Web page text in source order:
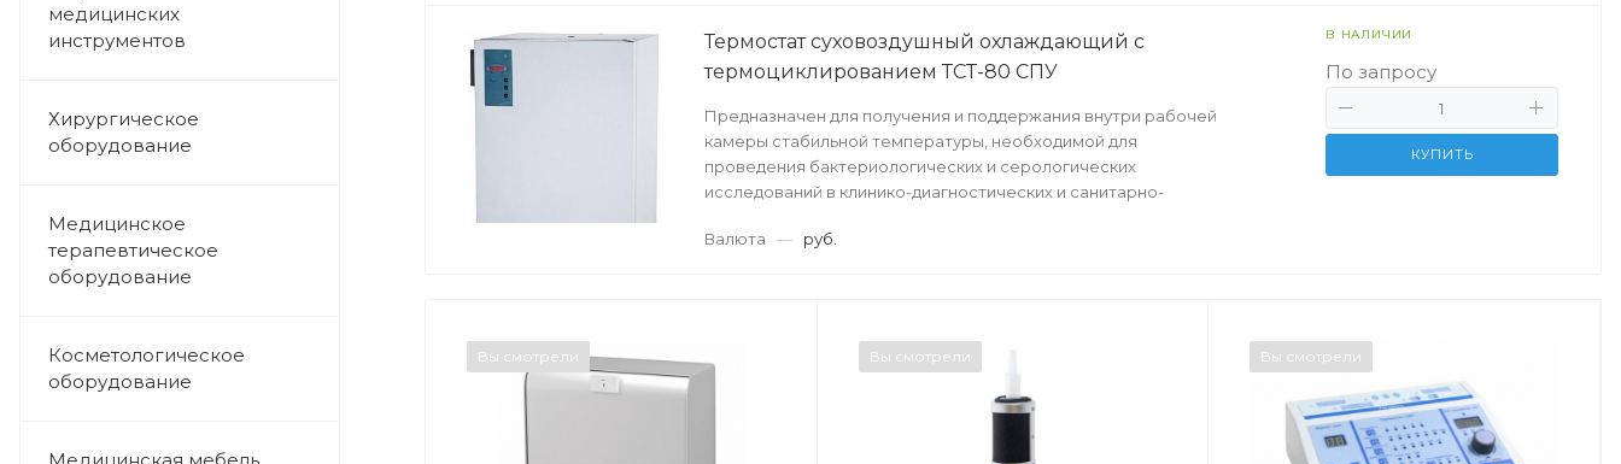
медицинских
инструментов
Хирургическое
оборудование
Медицинское
терапевтическое
оборудование
Косметологическое
оборудование
Термостат суховоздушный охлаждающий с
термоциклированием ТСТ-80 СПУ
Предназначен для получения и поддержания внутри рабочей
камеры стабильной температуры, необходимой для
проведения бактериологических и серологических
исследований в клинико-диагностических и санитарно-
Валюта
— руб.
В НАЛИЧИИ
По запросу
КУПИТЬ
Вы смотрели Вы смотрели Вы смотрели